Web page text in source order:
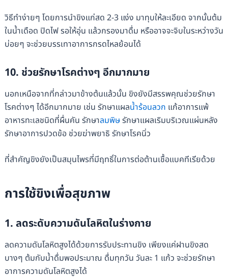
วิธีทำง่ายๆ โดยการนำขิงแก่สด 2-3 แง่ง มาทุบให้ละเอียด จากนั้นต้ม
ในน้ำเดือด ปิดไฟ รอให้อุ่น แล้วกรองมาดื่ม หรืออาจจะจิบในระหว่างวัน
บ่อยๆ จะช่วยบรรเทาอาการกรดไหลย้อนได้
10. ช่วยรักษาโรคต่างๆ อีกมากมาย
นอกเหนือจากที่กล่าวมาข้างต้นแล้วนั้น ขิงยังมีสรรพคุณช่วยรักษา
โรคต่างๆ ได้อีกมากมาย เช่น รักษาแผลน้ำร้อนลวก แก้อาการแพ้
อาหารทะเลชนิดที่ผื่นคัน รักษาลมพิษรักษาแผลเริมบริเวณแผ่นหลัง
รักษาอาการปวดข้อ ช่วยฆ่าพยาธิ รักษาโรคนิ่ว
ที่สำคัญขิงยังเป็นสมุนไพรที่มีฤทธิ์ในการต่อต้านเชื้อแบคทีเรียด้วย
การใช้ขิงเพื่อสุขภาพ
1. ลดระดับความดันโลหิตในร่างกาย
ลดความดันโลหิตสูงได้ด้วยการรับประทานขิง เพียงแค่ฝานขิงสด
บางๆ ต้มกับน้ำดื่มพอประมาณ ดื่มทุกวัน วันละ 1 แก้ว จะช่วยรักษา
อาการความดันโลหิตสูงได้